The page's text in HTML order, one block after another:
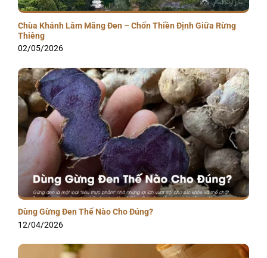
Chùa Khánh Lâm Măng Đen – Chốn Thiền Định Giữa Rừng
Thiêng
02/05/2026
Dùng Gừng Đen Thế Nào Cho Đúng?
12/04/2026